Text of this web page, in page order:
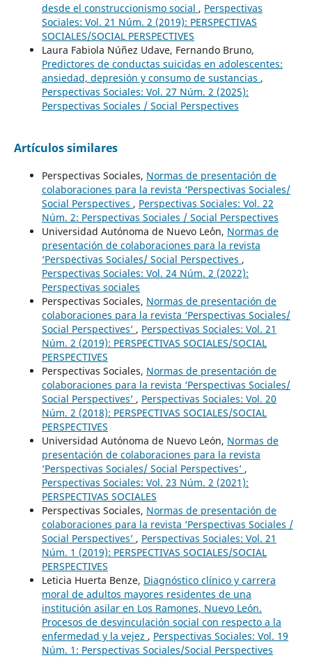
desde el construccionismo social , Perspectivas
Sociales: Vol. 21 Núm. 2 (2019): PERSPECTIVAS
SOCIALES/SOCIAL PERSPECTIVES
Laura Fabiola Núñez Udave, Fernando Bruno,
Predictores de conductas suicidas en adolescentes:
ansiedad, depresión y consumo de sustancias ,
Perspectivas Sociales: Vol. 27 Núm. 2 (2025):
Perspectivas Sociales / Social Perspectives
Artículos similares
Perspectivas Sociales, Normas de presentación de
colaboraciones para la revista ‘Perspectivas Sociales/
Social Perspectives , Perspectivas Sociales: Vol. 22
Núm. 2: Perspectivas Sociales / Social Perspectives
Universidad Autónoma de Nuevo Le´´on, Normas de
presentación de colaboraciones para la revista
‘Perspectivas Sociales/ Social Perspectives ,
Perspectivas Sociales: Vol. 24 Núm. 2 (2022):
Perspectivas sociales
Perspectivas Sociales, Normas de presentación de
colaboraciones para la revista ‘Perspectivas Sociales/
Social Perspectives’ , Perspectivas Sociales: Vol. 21
Núm. 2 (2019): PERSPECTIVAS SOCIALES/SOCIAL
PERSPECTIVES
Perspectivas Sociales, Normas de presentación de
colaboraciones para la revista ‘Perspectivas Sociales/
Social Perspectives’ , Perspectivas Sociales: Vol. 20
Núm. 2 (2018): PERSPECTIVAS SOCIALES/SOCIAL
PERSPECTIVES
Universidad Autónoma de Nuevo León, Normas de
presentación de colaboraciones para la revista
‘Perspectivas Sociales/ Social Perspectives’ ,
Perspectivas Sociales: Vol. 23 Núm. 2 (2021):
PERSPECTIVAS SOCIALES
Perspectivas Sociales, Normas de presentación de
colaboraciones para la revista ‘Perspectivas Sociales /
Social Perspectives’ , Perspectivas Sociales: Vol. 21
Núm. 1 (2019): PERSPECTIVAS SOCIALES/SOCIAL
PERSPECTIVES
Leticia Huerta Benze, Diagnóstico clínico y carrera
moral de adultos mayores residentes de una
institución asilar en Los Ramones, Nuevo León.
Procesos de desvinculación social con respecto a la
enfermedad y la vejez , Perspectivas Sociales: Vol. 19
Núm. 1: Perspectivas Sociales/Social Perspectives